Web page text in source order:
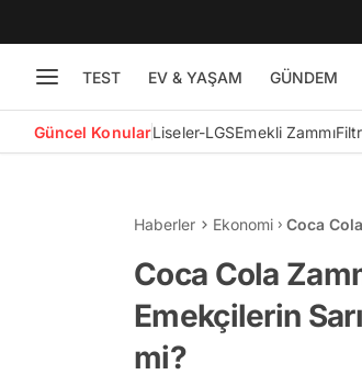
TEST EV & YAŞAM GÜNDEM
Güncel KonularLiseler-LGSEmekli Zammı
Haberler Ekonomi
Coca
Coca Cola
Emekçilerin
mi?